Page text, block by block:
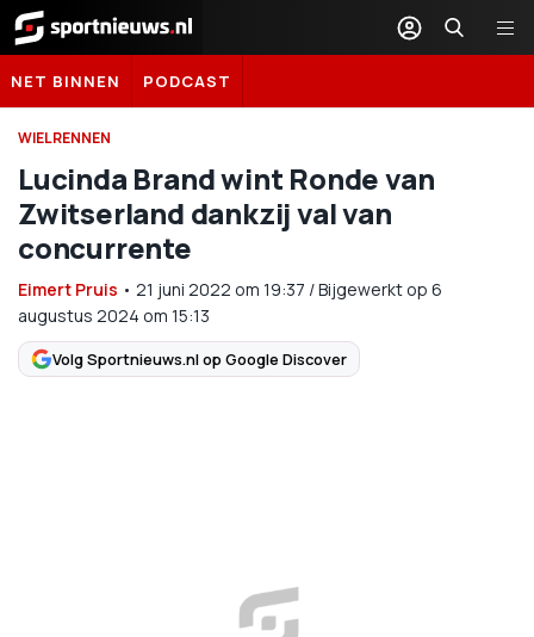
Sportnieuws.nl
NET BINNEN PODCAST
WIELRENNEN
Lucinda Brand wint Ronde van
Zwitserland dankzij val van
concurrente
Eimert Pruis • 21 juni 2022 om 19:37 /Bijgewerkt op 6
augustus 2024 om 15:13
Volg Sportnieuws.nl op Google Discover